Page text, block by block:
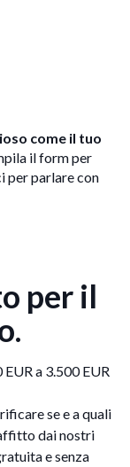
come il tuo
il form per
per parlare con
per il
a 3.500 EUR
se e a quali
dai nostri
e senza